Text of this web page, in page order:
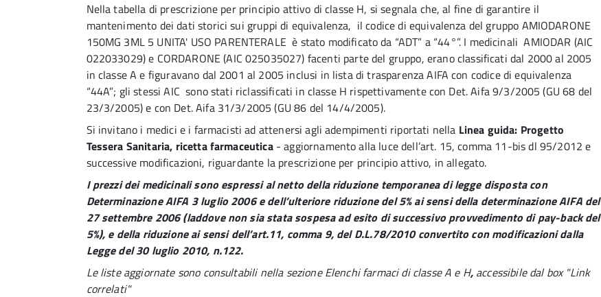
Nella tabella di prescrizione per principio attivo di classe H, si segnala che, al fine di garantire il
mantenimento dei dati storici sui gruppi di equivalenza, il codice di equivalenza del gruppo AMIODARONE
150MG 3ML 5 UNITA' USO PARENTERALE è stato modificato da “ADT” a “44°”. I medicinali AMIODAR (AIC
022033029) e CORDARONE (AIC 025035027) facenti parte del gruppo, erano classificati dal 2000 al 2005
in classe A e figuravano dal 2001 al 2005 inclusi in lista di trasparenza AIFA con codice di equivalenza
“44A”; gli stessi AIC sono stati riclassificati in classe H rispettivamente con Det. Aifa 9/3/2005 (GU 68 del
23/3/2005) e con Det. Aifa 31/3/2005 (GU 86 del 14/4/2005).
Si invitano i medici e i farmacisti ad attenersi agli adempimenti riportati nella Linea guida: Progetto
Tessera Sanitaria, ricetta farmaceutica - aggiornamento alla luce dell’art. 15, comma 11-bis dl 95/2012 e
successive modificazioni, riguardante la prescrizione per principio attivo, in allegato.
I prezzi dei medicinali sono espressi al netto della riduzione temporanea di legge disposta con
Determinazione AIFA 3 luglio 2006 e dell’ulteriore riduzione del 5% ai sensi della determinazione AIFA del
27 settembre 2006 (laddove non sia stata sospesa ad esito di successivo provvedimento di pay-back del
5%), e della riduzione ai sensi dell’art.11, comma 9, del D.L.78/2010 convertito con modificazioni dalla
Legge del 30 luglio 2010, n.122.
Le liste aggiornate sono consultabili nella sezione Elenchi farmaci di classe A e H, accessibile dal box "Link
correlati"